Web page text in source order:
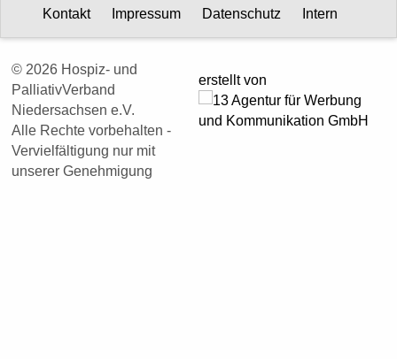
Kontakt Impressum Datenschutz Intern
© 2026 Hospiz- und
PalliativVerband
Niedersachsen e.V.
Alle Rechte vorbehalten -
Vervielfältigung nur mit
unserer Genehmigung
erstellt von